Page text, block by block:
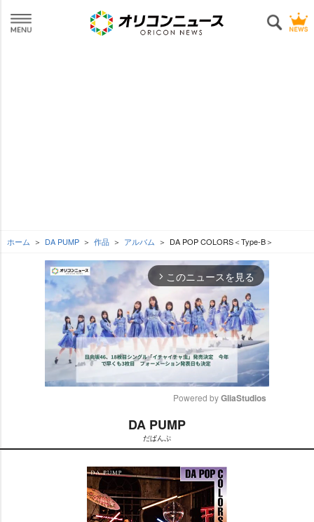
ホーム DA PUMP 作品 アルバム DA POP COLORS＜Type-B＞
arrow_forward_ios このニュースを見る
t
e
Powered by GliaStudios
DA PUMP
だぱんぷ